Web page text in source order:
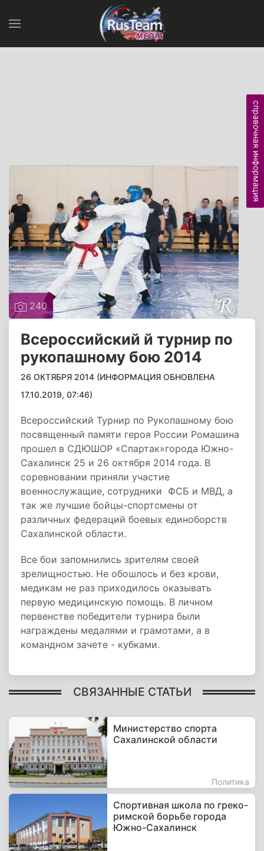
240
Всероссийский й турнир по
рукопашному бою 2014
26 ОКТЯБРЯ 2014 (ИНФОРМАЦИЯ ОБНОВЛЕНА
17.10.2019, 07:46)
Всероссийский Турнир по Рукопашному бою
посвященный памяти героя России Ромашина
прошел в СДЮШОР «Спартак»города Южно-
Сахалинск 25 и 26 октября 2014 года. В
соревновании приняли участие
военнослужащие, сотрудники ФСБ и МВД, а
так же лучшие бойцы-спортсмены от
различных федераций боевых единоборств
Сахалинской области.
Все бои запомнились зрителям своей
зрелищностью. Не обошлось и без крови,
медикам не раз приходилось оказывать
первую медицинскую помощь. В личном
первенстве победители турнира были
награждены медалями и грамотами, а в
командном зачете - кубками.
СВЯЗАННЫЕ СТАТЬИ
Министерство спорта
Сахалинской области
Политика
Спортивная школа по греко-
римской борьбе города
Южно-Сахалинск
справочная информация